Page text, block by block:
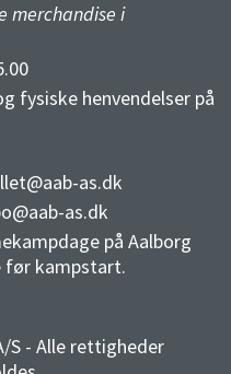
merchandise i
fysiske henvendelser på
as.dk
as.dk
på Aalborg
før kampstart.
S - Alle rettigheder